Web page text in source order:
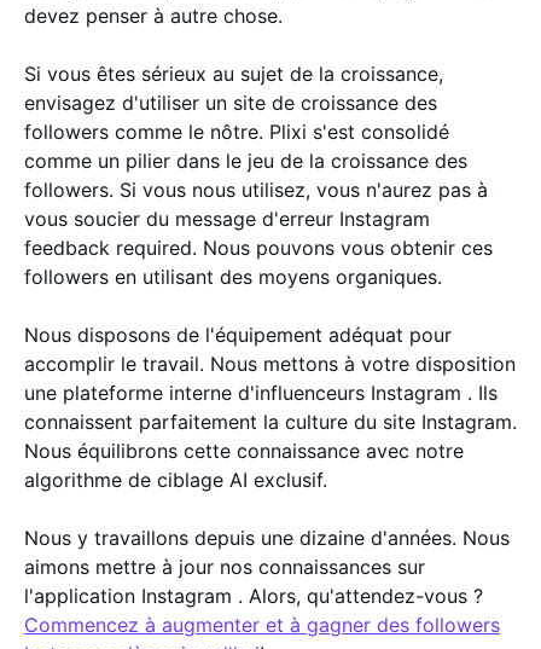
devez penser à autre chose.
Si vous êtes sérieux au sujet de la croissance,
envisagez d'utiliser un site de croissance des
followers comme le nôtre. Plixi s'est consolidé
comme un pilier dans le jeu de la croissance des
followers. Si vous nous utilisez, vous n'aurez pas à
vous soucier du message d'erreur Instagram
feedback required. Nous pouvons vous obtenir ces
followers en utilisant des moyens organiques.
Nous disposons de l'équipement adéquat pour
accomplir le travail. Nous mettons à votre disposition
une plateforme interne d'influenceurs Instagram . Ils
connaissent parfaitement la culture du site Instagram.
Nous équilibrons cette connaissance avec notre
algorithme de ciblage AI exclusif.
Nous y travaillons depuis une dizaine d'années. Nous
aimons mettre à jour nos connaissances sur
l'application Instagram . Alors, qu'attendez-vous ?
Commencez à augmenter et à gagner des followers